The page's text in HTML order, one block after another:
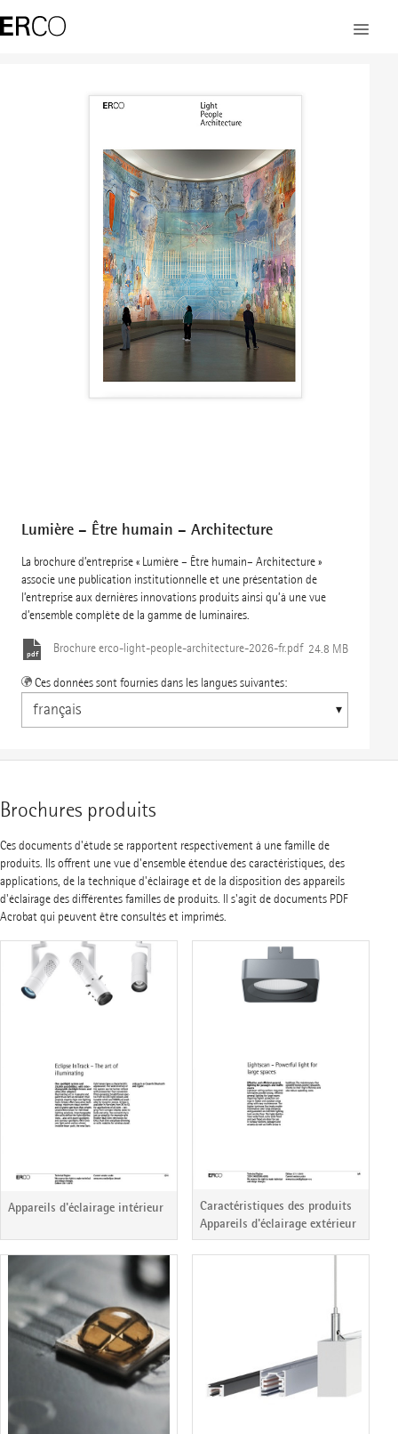
Lumière – Être humain – Architecture
La brochure d’entreprise « Lumière – Être humain– Architecture »
associe une publication institutionnelle et une présentation de
l’entreprise aux dernières innovations produits ainsi qu’à une vue
d’ensemble complète de la gamme de luminaires.
Brochureerco-light-people-architecture-2026-fr.pdf 24.8 MB
Ces données sont fournies dans les langues suivantes:
Brochures produits
Ces documents d'étude se rapportent respectivement à une famille de
produits. Ils offrent une vue d'ensemble étendue des caractéristiques, des
applications, de la technique d'éclairage et de la disposition des appareils
d'éclairage des différentes familles de produits. Il s'agit de documents PDF
Acrobat qui peuvent être consultés et imprimés.
Appareils d'éclairage intérieur
Caractéristiques des produits
Appareils d'éclairage extérieur